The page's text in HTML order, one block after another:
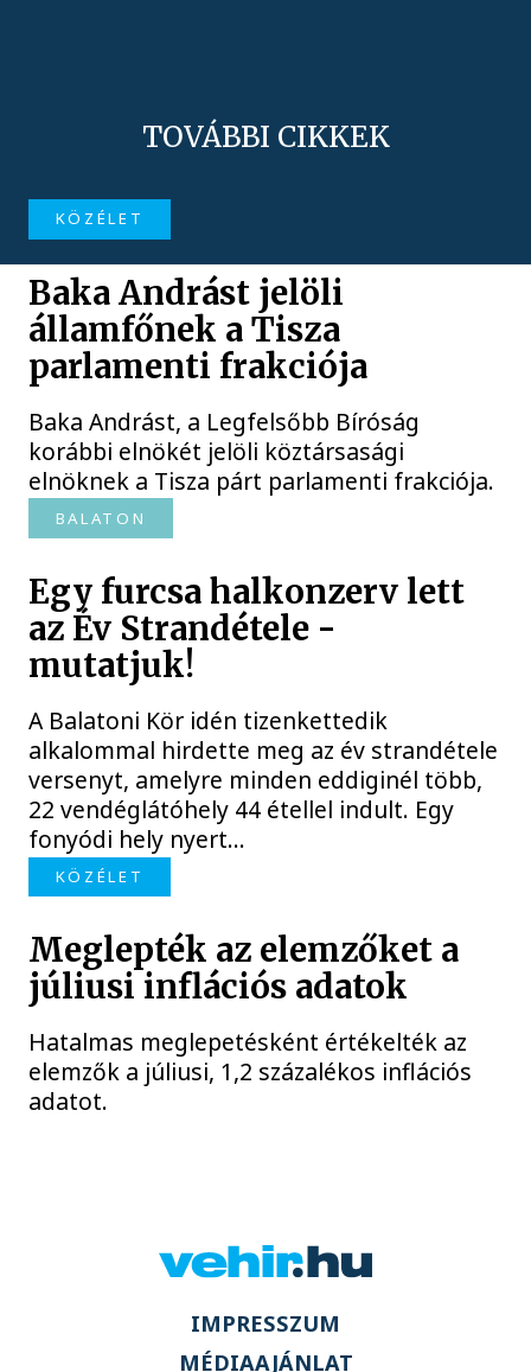
TOVÁBBI CIKKEK
KÖZÉLET
Baka Andrást jelöli
államfőnek a Tisza
parlamenti frakciója
Baka Andrást, a Legfelsőbb Bíróság
korábbi elnökét jelöli köztársasági
elnöknek a Tisza párt parlamenti frakciója.
BALATON
Egy furcsa halkonzerv lett
az Év Strandétele -
mutatjuk!
A Balatoni Kör idén tizenkettedik
alkalommal hirdette meg az év strandétele
versenyt, amelyre minden eddiginél több,
22 vendéglátóhely 44 étellel indult. Egy
fonyódi hely nyert...
KÖZÉLET
Meglepték az elemzőket a
júliusi inflációs adatok
Hatalmas meglepetésként értékelték az
elemzők a júliusi, 1,2 százalékos inflációs
adatot.
IMPRESSZUM
MÉDIAAJÁNLAT